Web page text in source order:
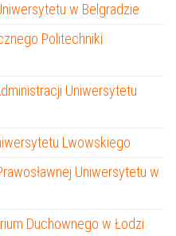
w Belgradzie
Politechniki
Uniwersytetu
Lwowskiego
Uniwersytetu w
Duchownego w Łodzi